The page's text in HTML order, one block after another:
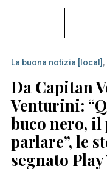
r
c
h
f
o
:
La buona notizia [local] ,
Da Capitan
Venturini:
buco nero, il
parlare”, le
segnato